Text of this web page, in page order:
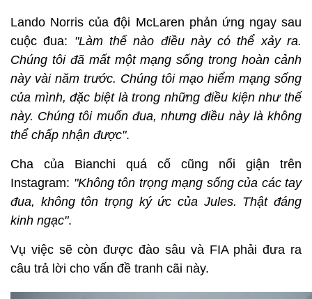
Lando Norris của đội McLaren phản ứng ngay sau
cuộc đua: "Làm thế nào điều này có thể xảy ra.
Chúng tôi đã mất một mạng sống trong hoàn cảnh
này vài năm trước. Chúng tôi mạo hiểm mạng sống
của mình, đặc biệt là trong những điều kiện như thế
này. Chúng tôi muốn đua, nhưng điều này là không
thể chấp nhận được".
Cha của Bianchi quá cố cũng nổi giận trên
Instagram: "Không tôn trọng mạng sống của các tay
đua, không tôn trọng ký ức của Jules. Thật đáng
kinh ngạc".
Vụ việc sẽ còn được đào sâu và FIA phải đưa ra
câu trả lời cho vấn đề tranh cãi này.